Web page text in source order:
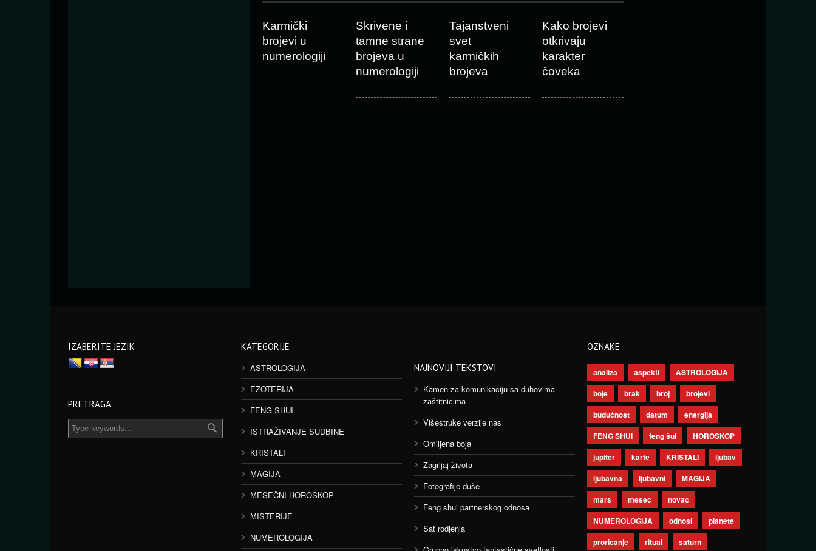
Karmički
brojevi u
numerologiji
Skrivene i
tamne strane
brojeva u
numerologiji
Tajanstveni
svet
karmičkih
brojeva
Kako brojevi
otkrivaju
karakter
čoveka
IZABERITE JEZIK
PRETRAGA
KATEGORIJE
ASTROLOGIJA
EZOTERIJA
FENG SHUI
ISTRAŽIVANJE SUDBINE
KRISTALI
MAGIJA
MESEČNI HOROSKOP
MISTERIJE
NUMEROLOGIJA
NAJNOVIJI TEKSTOVI
Kamen za komunikaciju sa duhovima
zaštitnicima
Višestruke verzije nas
Omiljena boja
Zagrljaj života
Fotografije duše
Feng shui partnerskog odnosa
Sat rodjenja
OZNAKE
analiza aspekti
ASTROLOGIJA
boje
brak broj
brojevi
budućnost
datum
energija
FENG SHUI
feng šui
HOROSKOP
jupiter
karte KRISTALI
ljubav
ljubavna
ljubavni
MAGIJA
mars
mesec
novac
NUMEROLOGIJA
odnosi
planete
proricanje
ritual saturn